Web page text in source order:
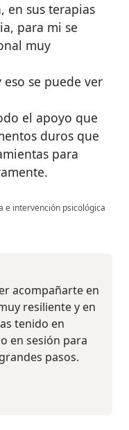
en sus terapias
para mi se
muy
se puede ver
el apoyo que
duros que
para
e intervención psicológica
acompañarte en
resiliente y en
tenido en
en sesión para
pasos.